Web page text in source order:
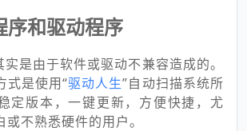
序和驱动程序
实是由于软件或驱动不兼容造成的。
式是使用“驱动人生”自动扫描系统所
定版本，一键更新，方便快捷，尤
不熟悉硬件的用户。